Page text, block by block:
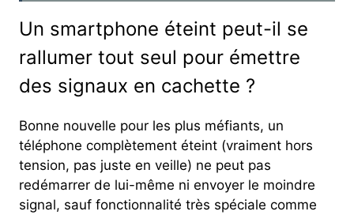
Un smartphone éteint peut-il se
rallumer tout seul pour émettre
des signaux en cachette ?
Bonne nouvelle pour les plus méfiants, un
téléphone complètement éteint (vraiment hors
tension, pas juste en veille) ne peut pas
redémarrer de lui-même ni envoyer le moindre
signal, sauf fonctionnalité très spéciale comme